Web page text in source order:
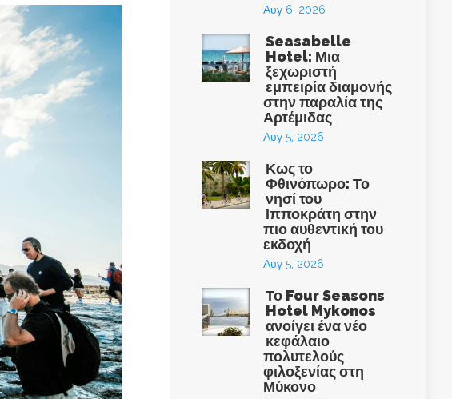
Αυγ 6, 2026
Seasabelle
Hotel: Μια
ξεχωριστή
εμπειρία διαμονής
στην παραλία της
Αρτέμιδας
Αυγ 5, 2026
Κως το
Φθινόπωρο: Το
νησί του
Ιπποκράτη στην
πιο αυθεντική του
εκδοχή
Αυγ 5, 2026
Το Four Seasons
Hotel Mykonos
ανοίγει ένα νέο
κεφάλαιο
πολυτελούς
φιλοξενίας στη
Μύκονο